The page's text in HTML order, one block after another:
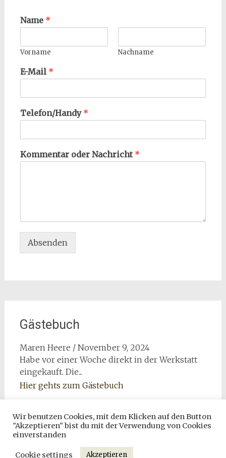
Name *
Vorname Nachname
E-Mail *
Telefon/Handy *
Kommentar oder Nachricht *
Absenden
Gästebuch
Maren Heere / November 9, 2024
Habe vor einer Woche direkt in der Werkstatt
eingekauft. Die...
Hier gehts zum Gästebuch
Copyright © 2026Ton kann Leben. All rights reserved. Theme:
Wir benutzen Cookies, mit dem Klicken auf den Button
"Akzeptieren" bist du mit der Verwendung von Cookies
einverstanden
Cookie settings Akzeptieren